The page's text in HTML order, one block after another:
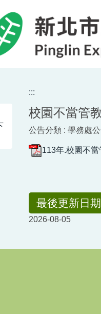
:::
校園不當管
公告分類 : 學務處
113年.校園不
最後更新日期
2026-08-05